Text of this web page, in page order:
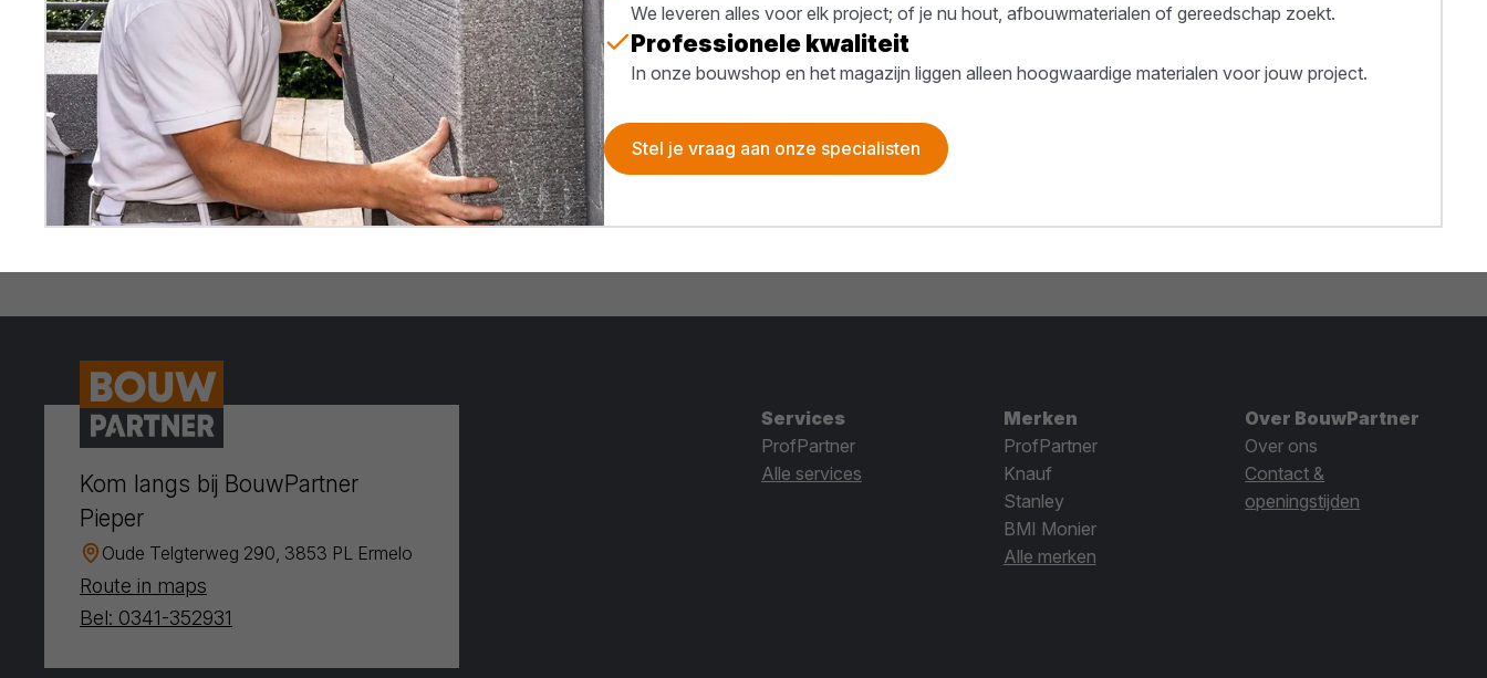
We leveren alles voor elk project; of je nu hout, afbouwmaterialen of gereedschap zoekt.
Professionele kwaliteit
In onze bouwshop en het magazijn liggen alleen hoogwaardige materialen voor jouw project.
Stel je vraag aan onze specialisten
Kom langs bij BouwPartner
Pieper
Oude Telgterweg 290, 3853 PL Ermelo
Route in maps
Bel: 0341-352931
Services
ProfPartner
Alle services
Merken
ProfPartner
Knauf
Stanley
BMI Monier
Alle merken
Over BouwPartner
Over ons
Contact &
openingstijden